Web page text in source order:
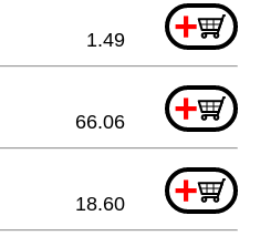
+
1.49
+
66.06
+
18.60